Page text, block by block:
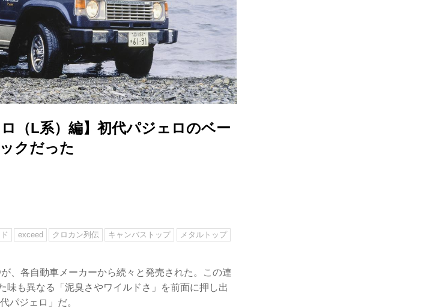
（L系）編】初代パジェロのベー
クだった
exceed クロカン列伝 キャンバストップ メタルトップ
、各自動車メーカーから続々と発売された。この連
も異なる「泥臭さやワイルドさ」を前面に押し出
パジェロ」だ。